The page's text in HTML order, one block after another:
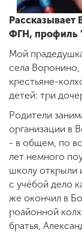
Рассказывает
ФГН, профиль
Мой
села Воронино,
крестьяне-
детей: три
Родители
организации в
- в общем, по
лет немного
школу открыли
с учёбой дело
же окончил в
роайонной
братья,